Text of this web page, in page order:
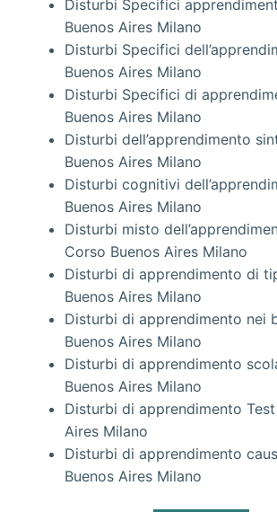
Disturbi Specifici
Buenos Aires Milano
Disturbi Specifici
Buenos Aires Milano
Disturbi Specifici di
Buenos Aires Milano
Disturbi dell’apprendimento
Buenos Aires Milano
Disturbi cognitivi
Buenos Aires Milano
Disturbi misto
Corso Buenos Aires Milano
Disturbi di apprendimento di
Buenos Aires Milano
Disturbi di apprendimento nei
Buenos Aires Milano
Disturbi di apprendimento
Buenos Aires Milano
Disturbi di apprendimento
Aires Milano
Disturbi di apprendimento
Buenos Aires Milano